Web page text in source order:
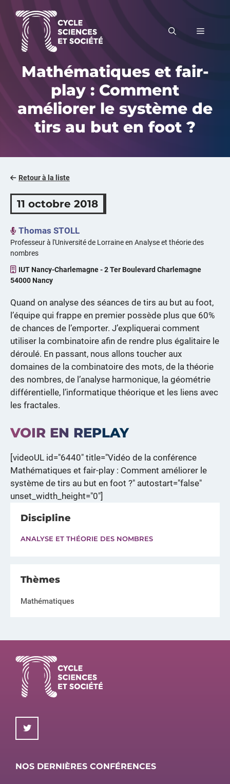
contenu
MENU
Mathématiques et fair-
play : Comment
améliorer le système de
tirs au but en foot ?
Retour à la liste
11 octobre 2018
Thomas STOLL
Professeur à l'Université de Lorraine en Analyse et théorie des
nombres
IUT Nancy-Charlemagne - 2 Ter Boulevard Charlemagne
54000 Nancy
Quand on analyse des séances de tirs au but au foot,
l’équipe qui frappe en premier possède plus que 60%
de chances de l’emporter. J’expliquerai comment
utiliser la combinatoire afin de rendre plus égalitaire le
déroulé. En passant, nous allons toucher aux
domaines de la combinatoire des mots, de la théorie
des nombres, de l’analyse harmonique, la géométrie
différentielle, l’informatique théorique et les liens avec
les fractales.
VOIR EN REPLAY
[videoUL id="6440" title="Vidéo de la conférence
Mathématiques et fair-play : Comment améliorer le
système de tirs au but en foot ?" autostart="false"
unset_width_height="0"]
Discipline
ANALYSE ET THÉORIE DES NOMBRES
Thèmes
Mathématiques
NOS DERNIÈRES CONFÉRENCES